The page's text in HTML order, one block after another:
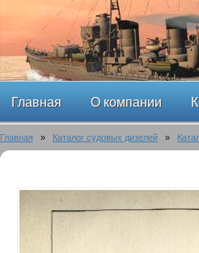
Главная О компании
Главная » Каталог судовых дизелей »